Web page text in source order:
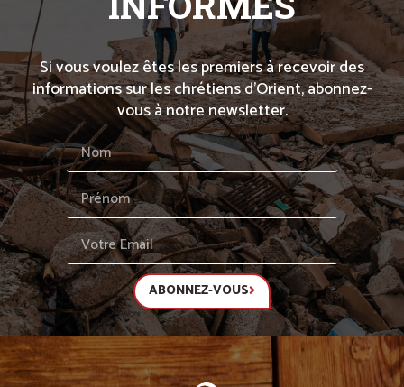
Si vous voulez êtes les premiers à recevoir des
informations sur les chrétiens d’Orient, abonnez-
vous à notre newsletter.
ABONNEZ-VOUS